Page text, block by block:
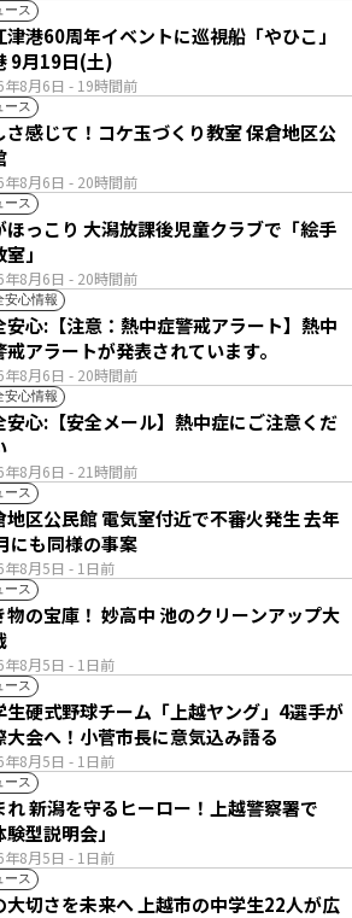
ース
年8月6日 - 19時間前
津港60周年イベントに巡視船「やひこ」
入港 9月19日(土)
ース
年8月6日 - 20時間前
さ感じて！コケ玉づくり教室 保倉地区公
ース
年8月6日 - 20時間前
ほっこり 大潟放課後児童クラブで「絵手
」
安心情報
年8月6日 - 20時間前
安心:【注意：熱中症警戒アラート】熱中
戒アラートが発表されています。
安心情報
年8月6日 - 21時間前
安心:【安全メール】熱中症にご注意くだ
ース
年8月5日 - 1日前
区公民館 電気室付近で不審火発生 去年
にも同様の事案
ース
年8月5日 - 1日前
物の宝庫！ 妙高中 池のクリーンアップ大
ース
年8月5日 - 1日前
生硬式野球チーム「上越ヤング」4選手が
大会へ！小菅市長に意気込み語る
ース
年8月5日 - 1日前
れ 新潟を守るヒーロー！上越警察署で
験型説明会」
ース
大切さを未来へ 上越市の中学生22人が広